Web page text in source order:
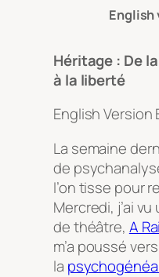
English
Héritage : De
à la liberté
English Version
La semaine
de
l’on tisse pour
Mercredi, j’ai
de théâtre, A
m’a poussé
la